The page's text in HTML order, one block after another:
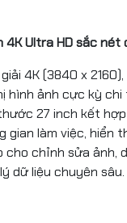
4K Ultra HD sắc
4K (3840 x 2160),
hình ảnh cực kỳ
27 inch kết
gian làm việc, hiển
cho chỉnh sửa ảnh,
dữ liệu chuyên sâu.